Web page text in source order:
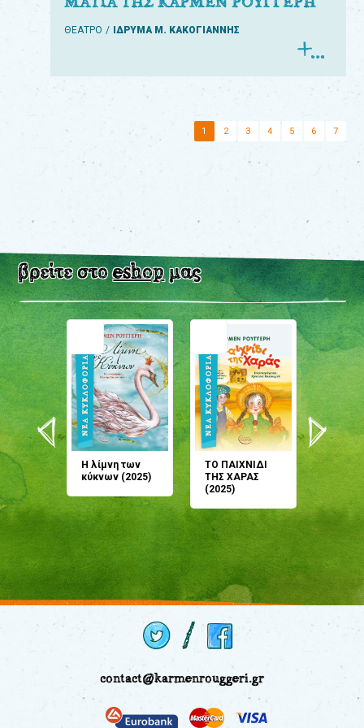
ΘΕΑΤΡΟ ΙΔΡΥΜΑ Μ. ΚΑΚΟΓΙΑΝΝΗΣ
1 2 3 4 5 6 7
βρείτε στοeshopμας
Η λίμνη των
κύκνων (2025)
ΤΟ ΠΑΙΧΝΙΔΙ
ΤΗΣ ΧΑΡΑΣ
(2025)
μου;
(2024)
contact@karmenrouggeri.gr